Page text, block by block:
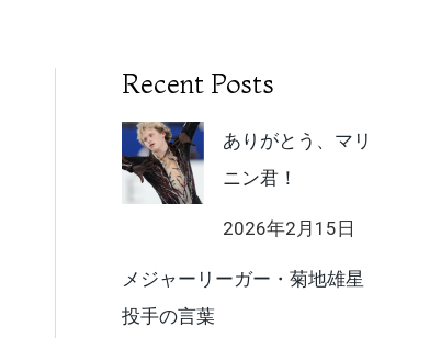
Recent Posts
ありがとう、マリ
ニン君！
2026年2月15日
メジャーリーガー・菊地雄星
投手の言葉